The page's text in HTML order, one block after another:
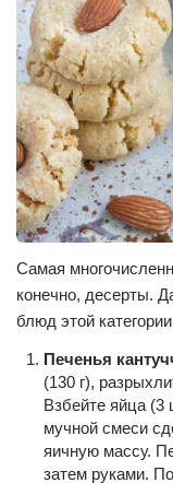
Самая
конечно, десерты.
блюд этой
Печенья
(130 г),
Взбейте яйца (3
мучной смеси
яичную массу.
затем руками.